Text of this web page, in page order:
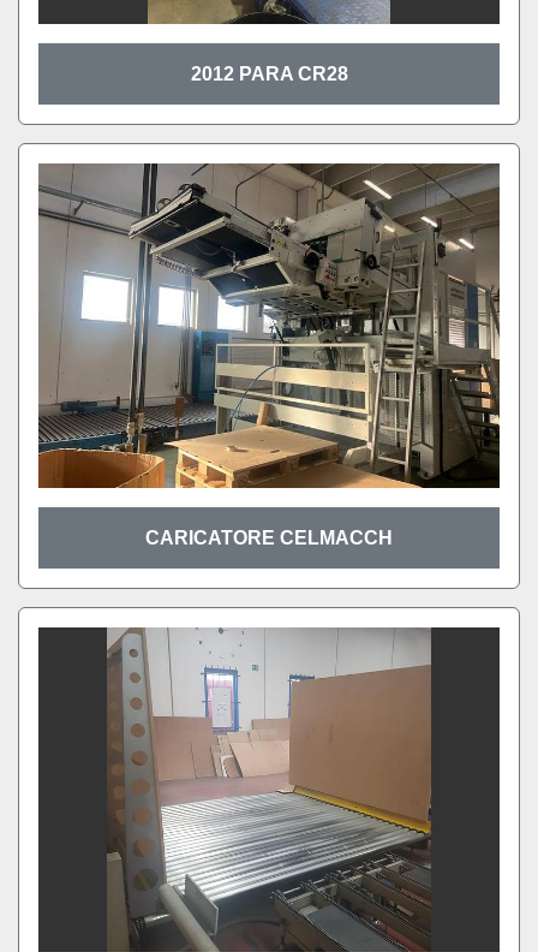
2012 PARA CR28
CARICATORE CELMACCH